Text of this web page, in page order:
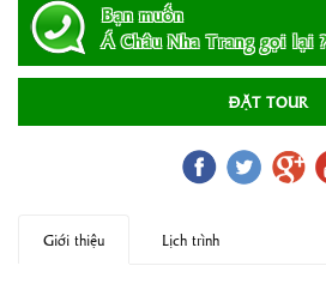
Bạn muốn
Á Châu Nha Trang gọi lại
ĐẶT TOUR
Giới thiệu Lịch trình